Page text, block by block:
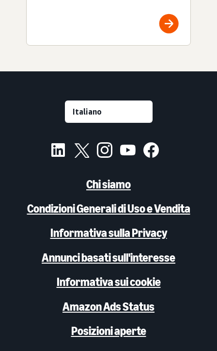
Chi siamo
Condizioni Generali di Uso e Vendita
Informativa sulla Privacy
Annunci basati sull'interesse
Informativa sui cookie
Amazon Ads Status
Posizioni aperte